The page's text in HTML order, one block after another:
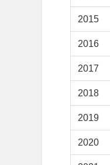
2015
2016
2017
2018
2019
2020